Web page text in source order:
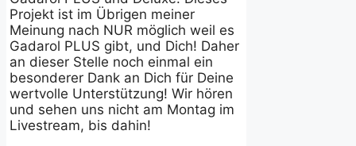
Projekt ist im Übrigen meiner
Meinung nach NUR möglich weil es
Gadarol PLUS gibt, und Dich! Daher
an dieser Stelle noch einmal ein
besonderer Dank an Dich für Deine
wertvolle Unterstützung! Wir hören
und sehen uns nicht am Montag im
Livestream, bis dahin!